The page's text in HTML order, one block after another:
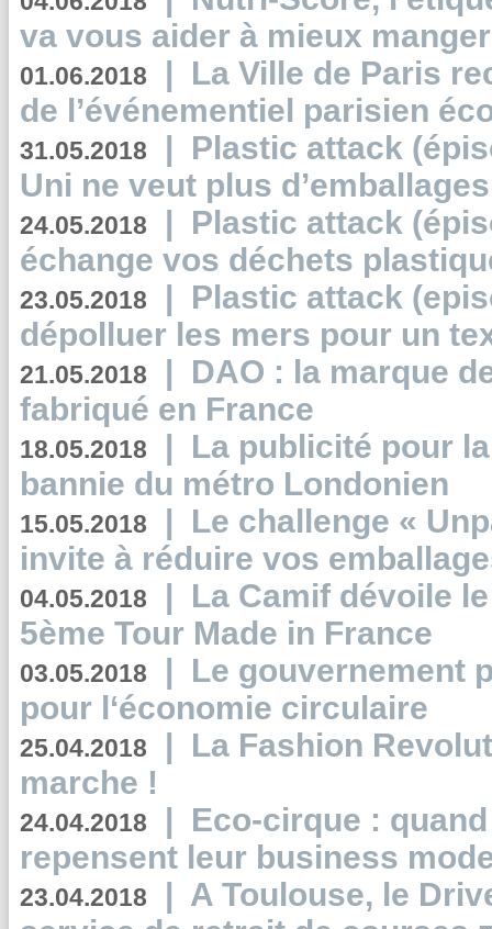
va vous aider à mieux
01.06.2018 | La Ville de Paris
de l’événementiel parisien
31.05.2018 | Plastic attack
Uni ne veut plus
24.05.2018 | Plastic attack
échange vos déchets
23.05.2018 | Plastic attack
dépolluer les mers pour un
21.05.2018 | DAO : la marque
fabriqué en France
18.05.2018 | La publicité pour
bannie du métro Londonien
15.05.2018 | Le challenge «
invite à réduire vos
04.05.2018 | La Camif dévoile
5ème Tour Made in France
03.05.2018 | Le gouvernement
pour l‘économie circulaire
25.04.2018 | La Fashion
marche !
24.04.2018 | Eco-cirque :
repensent leur business
23.04.2018 | A Toulouse, le